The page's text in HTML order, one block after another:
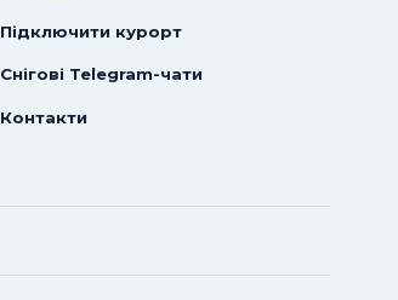
Підключити курорт
Снігові Telegram-чати
Контакти